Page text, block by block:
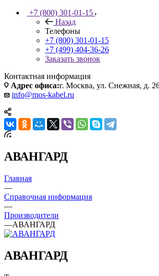
+7 (800) 301-01-15
Назад
Телефоны
+7 (800) 301-01-15
+7 (499) 404-36-26
Заказать звонок
Контактная информация
Адрес офиса:г. Москва, ул. Снежная, д.
info@mos-kabel.ru
АВАНГАРД
Главная
—
Справочная информация
—
Производители
—АВАНГАРД
АВАНГАРД